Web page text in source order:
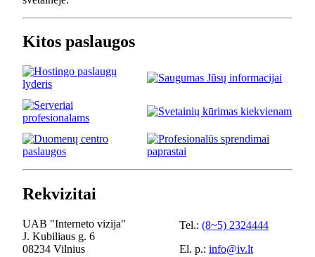
Kitos paslaugos
Rekvizitai
UAB "Interneto vizija"
J. Kubiliaus g. 6
08234 Vilnius
Tel.: (8~5) 2324444
El. p.: info@iv.lt